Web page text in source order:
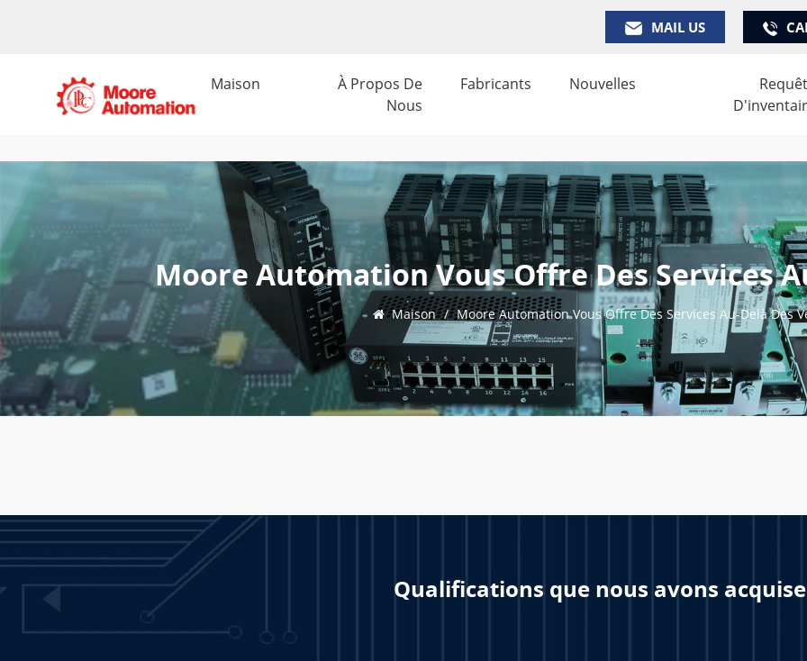
MAIL US
Maison
À Propos De
Nous
Fabricants Nouvelles
Moore Automation Vous Offre Des Services
Maison / Moore Automation Vous Offre Des Services Au-Delà Des
Qualifications que nous avons